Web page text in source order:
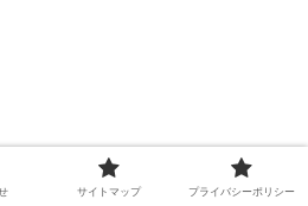
サイトマップ プライバシーポリシー